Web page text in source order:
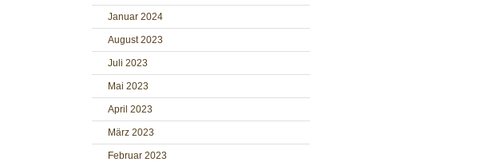
Januar 2024
August 2023
Juli 2023
Mai 2023
April 2023
März 2023
Februar 2023